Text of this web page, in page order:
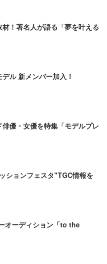
！著名人が語る「夢を叶える
ル 新メンバー加入！
優・女優を特集「モデルプレ
ションフェスタ"TGC情報を
オーディション「to the